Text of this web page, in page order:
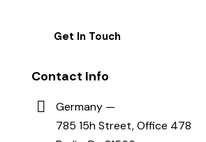
Contact Info
Germany —
785 15h Street, Office 478